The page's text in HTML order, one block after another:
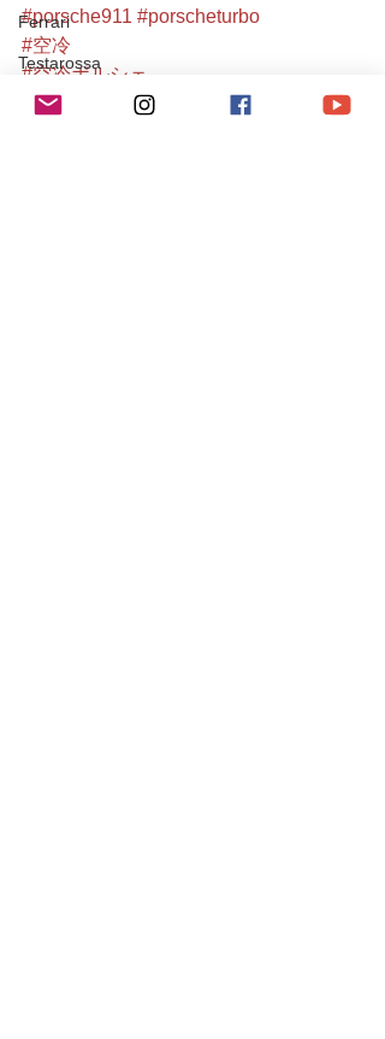
Ferrari
Testarossa
JAGUR
#porsche911 #porscheturbo
#空冷
#空冷ポルシェ
#aircooled